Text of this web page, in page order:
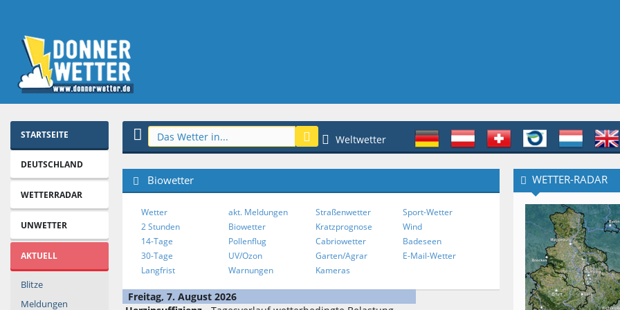
STARTSEITE
DEUTSCHLAND
WETTERRADAR
UNWETTER
AKTUELL
Blitze
Meldungen
Weltwetter
Biowetter
Wetter
2 Stunden
14-Tage
30-Tage
Langfrist
akt. Meldungen
Biowetter
Pollenflug
UV/Ozon
Warnungen
Straßenwetter
Kratzprognose
Cabriowetter
Garten/Agrar
Kameras
Sport-Wetter
Wind
Badeseen
E-Mail-Wetter
Freitag, 7. August 2026
WETTER-RADAR